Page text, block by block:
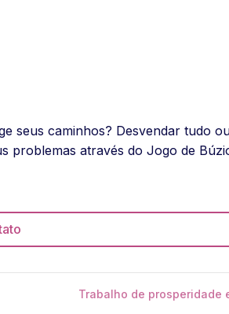
seus caminhos? Desvendar tudo
problemas através do Jogo de
Trabalho de prosperidade